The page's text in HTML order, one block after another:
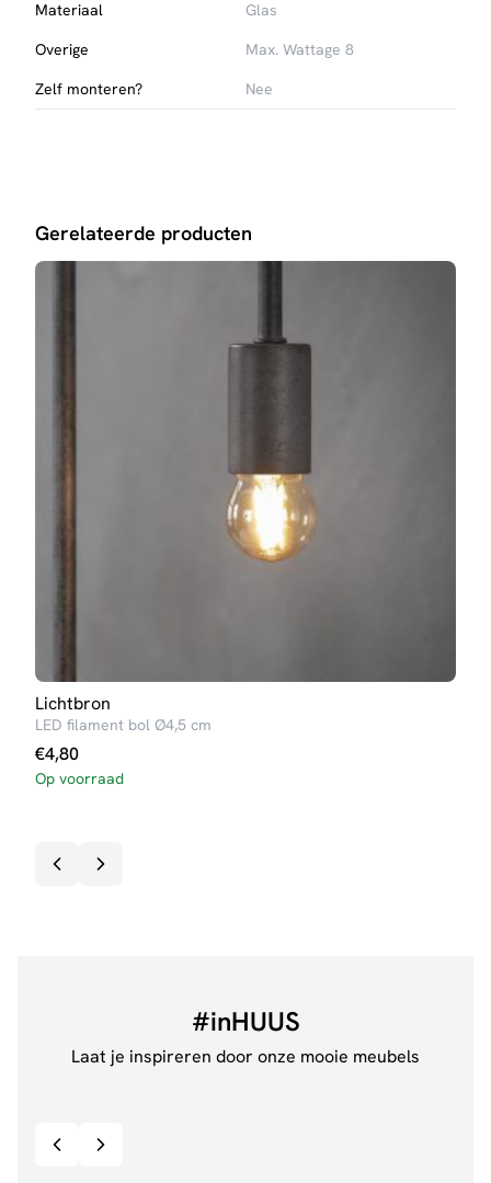
Materiaal
Glas
Overige
Max. Wattage 8
Zelf monteren?
Nee
Gerelateerde producten
Lichtbron
LED filament bol Ø4,5 cm
€4,80
Op voorraad
#inHUUS
Laat je inspireren door onze mooie meubels